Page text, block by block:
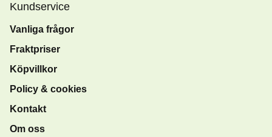
Kundservice
Vanliga frågor
Fraktpriser
Köpvillkor
Policy & cookies
Kontakt
Om oss